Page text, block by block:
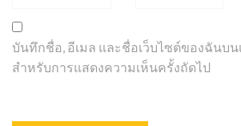
บันทึกชื่อ, อีเมล และชื่อเว็บไซต์ของฉันบน
สำหรับการแสดงความเห็นครั้งถัดไป